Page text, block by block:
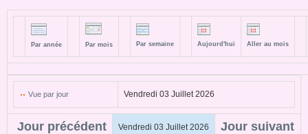
Par année Par mois Par semaine Aujourd'hui Aller au mois
Vue par jour Vendredi 03 Juillet 2026
Jour précédent Vendredi 03 Juillet 2026 Jour suivant